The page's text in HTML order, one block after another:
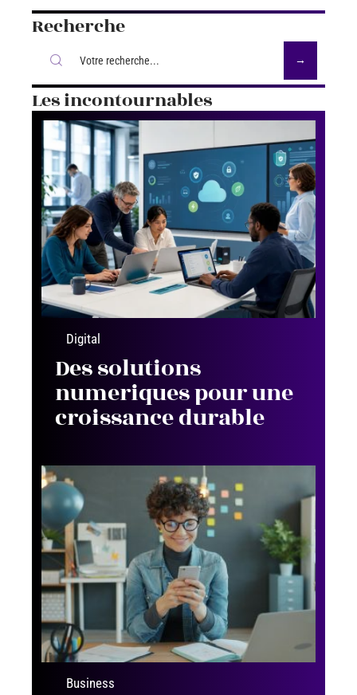
Recherche
Les incontournables
Digital
Des solutions
numeriques pour une
croissance durable
Business